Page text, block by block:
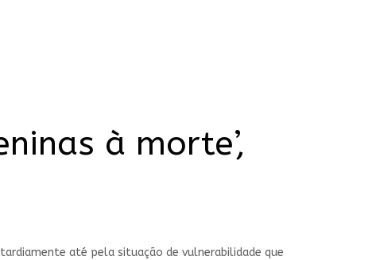
à morte’,
até pela situação de vulnerabilidade que